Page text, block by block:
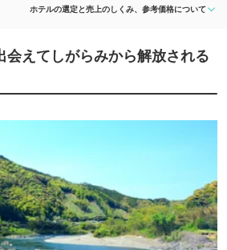
ホテルの選定と売上のしくみ、参考価格について
会えてしがらみから解放される